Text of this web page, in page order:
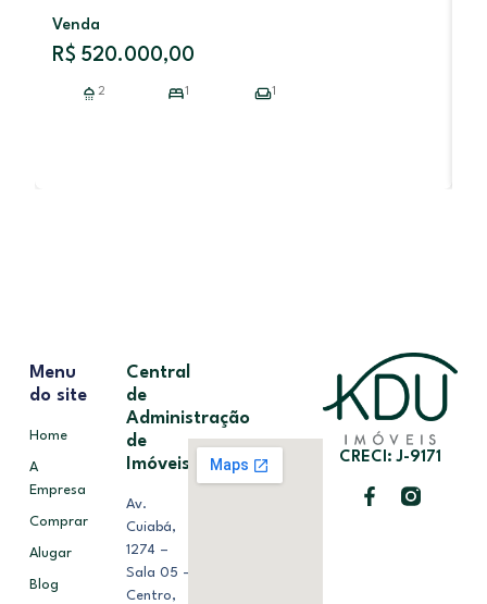
Venda
R$ 520.000,00
2 1 1
CRECI: J-9171
Menu
do site
Home
A
Empresa
Comprar
Alugar
Blog
Central
de
Administração
de
Imóveis
Av.
Cuiabá,
1274 –
Sala 05 –
Centro,